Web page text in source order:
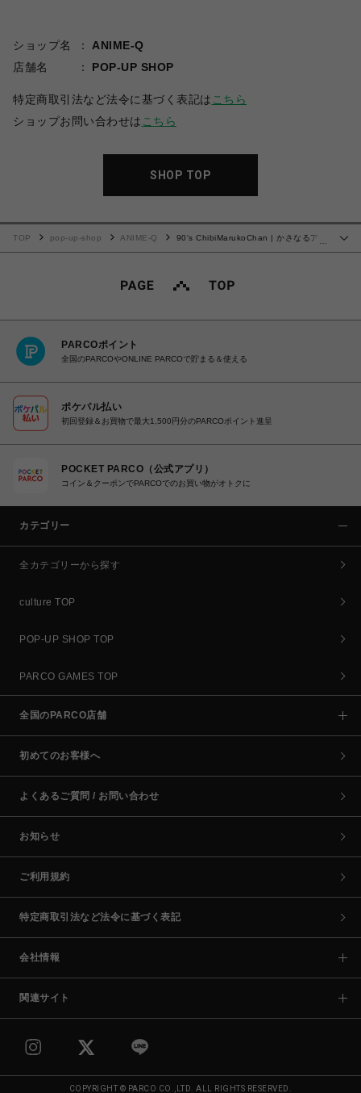
ショップ名
ANIME-Q
店舗名
POP-UP SHOP
特定商取引法など法令に基づく表記は こちら
ショップお問い合わせは こちら
SHOP TOP
TOP pop-up-shop ANIME-Q
90's ChibiMarukoChan | かさなるアク
PARCOポイント
全国のPARCOやONLINE PARCOで貯まる＆使える
ポケパル払い
初回登録＆お買物で最大1,500円分のPARCOポイント進呈
POCKET PARCO（公式アプリ）
コイン＆クーポンでPARCOでのお買い物がオトクに
カテゴリー
全カテゴリーから探す
culture TOP
POP-UP SHOP TOP
PARCO GAMES TOP
全国のPARCO店舗
初めてのお客様へ
よくあるご質問 / お問い合わせ
お知らせ
ご利用規約
特定商取引法など法令に基づく表記
会社情報
関連サイト
COPYRIGHT © PARCO CO.,LTD. ALL RIGHTS RESERVED.